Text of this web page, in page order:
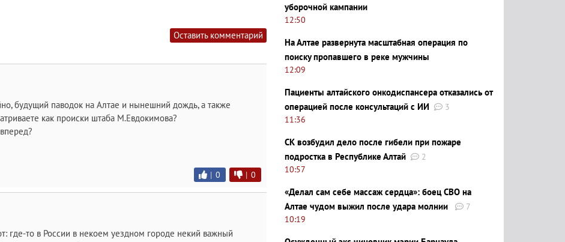
Оставить комментарий
будущий паводок на Алтае и нынешний дождь, а также
как происки штаба М.Евдокимова?
| 0 | 0
где-то в России в некоем уездном городе некий важный
уборочной кампании
12:50
На Алтае развернута масштабная операция по
поиску пропавшего в реке мужчины
12:09
Пациенты алтайского онкодиспансера отказались от
операцией после консультаций с ИИ
3
11:36
СК возбудил дело после гибели при пожаре
подростка в Республике Алтай
2
10:57
«Делал сам себе массаж сердца»: боец СВО на
Алтае чудом выжил после удара молнии
7
10:19